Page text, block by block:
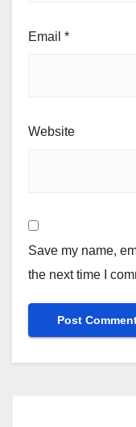
Email *
Website
Save my name,
the next time I